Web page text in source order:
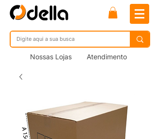
Nossas Lojas Atendimento